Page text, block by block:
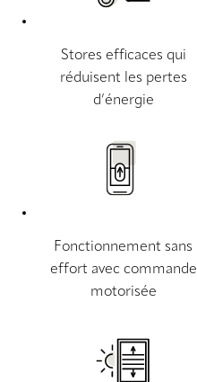
Stores efficaces qui
réduisent les pertes
d’énergie
Fonctionnement sans
effort avec commande
motorisée